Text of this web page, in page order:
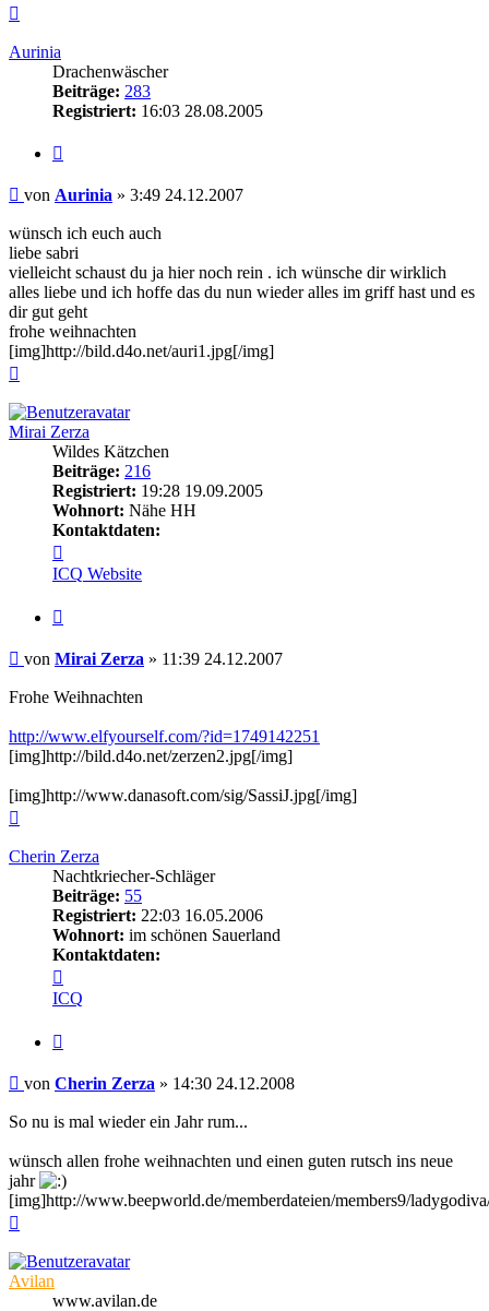
Aurinia
Drachenwäscher
Beiträge: 283
Registriert: 16:03 28.08.2005
Beitrag
von Aurinia » 3:49 24.12.2007
wünsch ich euch auch
liebe sabri
vielleicht schaust du ja hier noch rein . ich wünsche dir wirklich
alles liebe und ich hoffe das du nun wieder alles im griff hast und es
dir gut geht
frohe weihnachten
[img]http://bild.d4o.net/auri1.jpg[/img]
Mirai Zerza
Wildes Kätzchen
Beiträge: 216
Registriert: 19:28 19.09.2005
Wohnort: Nähe HH
Kontaktdaten:
von
ICQ Website
Beitrag
von Mirai Zerza » 11:39 24.12.2007
Frohe Weihnachten
http://www.elfyourself.com/?id=1749142251
[img]http://bild.d4o.net/zerzen2.jpg[/img]
[img]http://www.danasoft.com/sig/SassiJ.jpg[/img]
Cherin Zerza
Nachtkriecher-Schläger
Beiträge: 55
Registriert: 22:03 16.05.2006
Wohnort: im schönen Sauerland
Kontaktdaten:
von
Cherin
ICQ
Beitrag
von Cherin Zerza » 14:30 24.12.2008
So nu is mal wieder ein Jahr rum...
wünsch allen frohe weihnachten und einen guten rutsch ins neue
jahr
[img]http://www.beepworld.de/memberdateien/members9/
Avilan
www.avilan.de